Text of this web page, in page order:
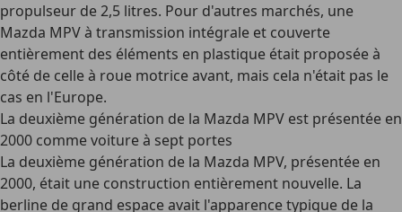
propulseur de 2,5 litres. Pour d'autres marchés, une
Mazda MPV à transmission intégrale et couverte
entièrement des éléments en plastique était proposée à
côté de celle à roue motrice avant, mais cela n'était pas le
cas en l'Europe.
La deuxième génération de la Mazda MPV est présentée en
2000 comme voiture à sept portes
La deuxième génération de la Mazda MPV, présentée en
2000, était une construction entièrement nouvelle. La
berline de grand espace avait l'apparence typique de la